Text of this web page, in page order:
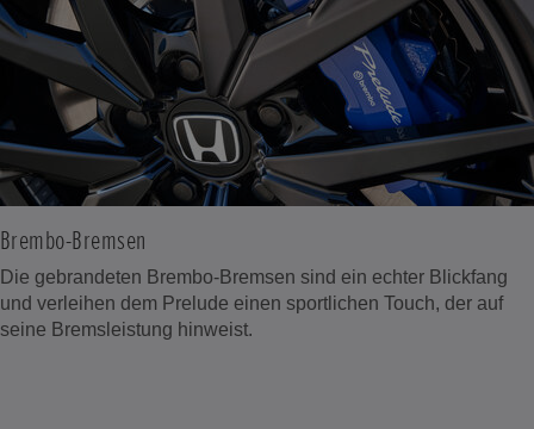
Brembo-Bremsen
Die gebrandeten Brembo-Bremsen sind ein echter Blickfang
und verleihen dem Prelude einen sportlichen Touch, der auf
seine Bremsleistung hinweist.